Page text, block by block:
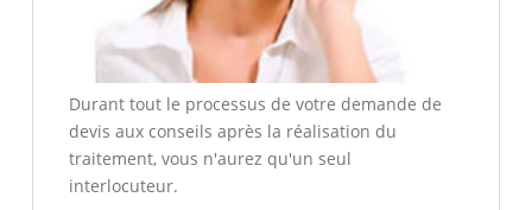
Durant tout le processus de votre demande de
devis aux conseils après la réalisation du
traitement, vous n'aurez qu'un seul
interlocuteur.